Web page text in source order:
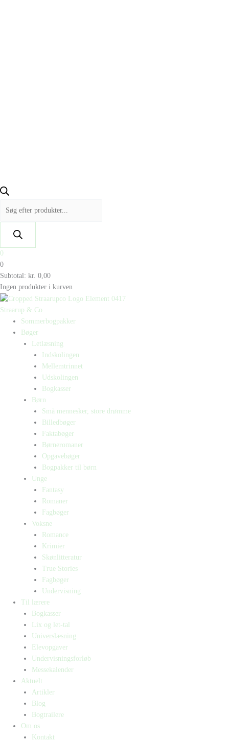
0
0
Subtotal: kr. 0,00
Ingen produkter i kurven
Straarup & Co
Sommerbogpakker
Bøger
Letlæsning
Indskolingen
Mellemtrinnet
Udskolingen
Bogkasser
Børn
Små mennesker, store drømme
Billedbøger
Faktabøger
Børneromaner
Opgavebøger
Bogpakker til børn
Unge
Fantasy
Romaner
Fagbøger
Voksne
Romance
Krimier
Skønlitteratur
True Stories
Fagbøger
Undervisning
Til lærere
Bogkasser
Lix og let-tal
Universlæsning
Elevopgaver
Undervisningsforløb
Messekalender
Aktuelt
Artikler
Blog
Bogtrailere
Om os
Kontakt